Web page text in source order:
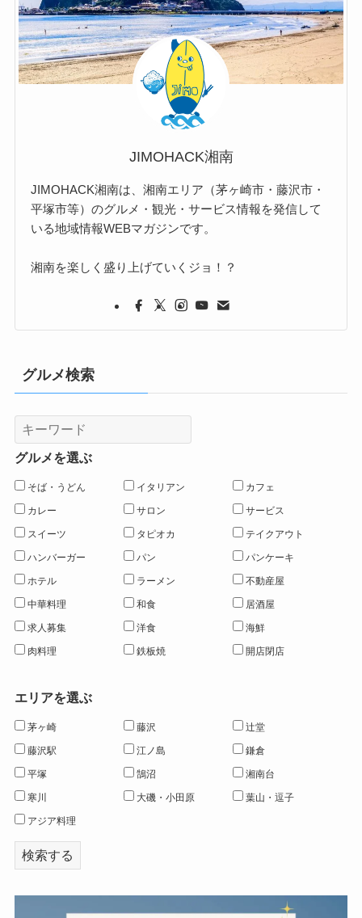
JIMOHACK湘南
JIMOHACK湘南は、湘南エリア（茅ヶ崎市・藤沢市・
平塚市等）のグルメ・観光・サービス情報を発信して
いる地域情報WEBマガジンです。
湘南を楽しく盛り上げていくジョ！？
グルメ検索
グルメを選ぶ
そば・うどん イタリアン カフェ
カレー サロン サービス
スイーツ タピオカ テイクアウト
ハンバーガー パン パンケーキ
ホテル ラーメン 不動産屋
中華料理 和食 居酒屋
求人募集 洋食 海鮮
肉料理 鉄板焼 開店閉店
エリアを選ぶ
茅ヶ崎 藤沢 辻堂
藤沢駅 江ノ島 鎌倉
平塚 鵠沼 湘南台
寒川 大磯・小田原 葉山・逗子
アジア料理